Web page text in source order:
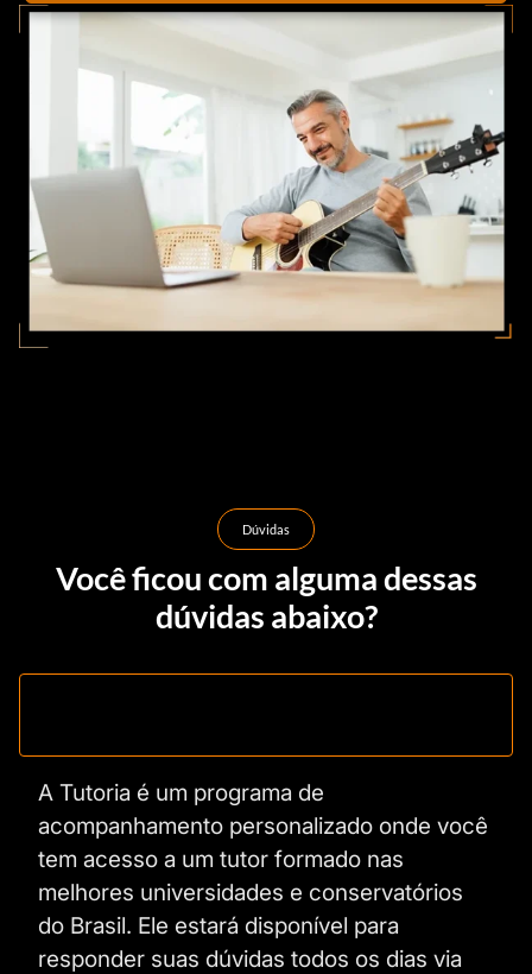
Dúvidas
Você ficou com alguma dessas
dúvidas abaixo?
A Tutoria é um programa de
acompanhamento personalizado onde você
tem acesso a um tutor formado nas
melhores universidades e conservatórios
do Brasil. Ele estará disponível para
responder suas dúvidas todos os dias via